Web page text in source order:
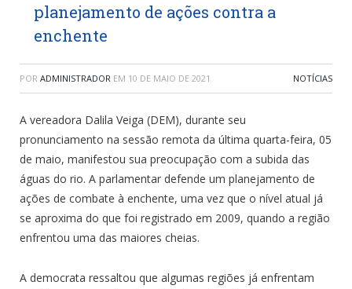
planejamento de ações contra a
enchente
POR ADMINISTRADOR EM 10 DE MAIO DE 2021 NOTÍCIAS
A vereadora Dalila Veiga (DEM), durante seu
pronunciamento na sessão remota da última quarta-feira, 05
de maio, manifestou sua preocupação com a subida das
águas do rio. A parlamentar defende um planejamento de
ações de combate à enchente, uma vez que o nível atual já
se aproxima do que foi registrado em 2009, quando a região
enfrentou uma das maiores cheias.
A democrata ressaltou que algumas regiões já enfrentam